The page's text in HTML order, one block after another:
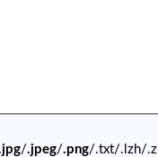
/.jpeg/.png/.txt/.lzh/